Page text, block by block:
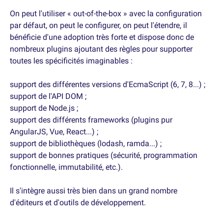
On peut l'utiliser « out-of-the-box » avec la configuration
par défaut, on peut le configurer, on peut l'étendre, il
bénéficie d'une adoption très forte et dispose donc de
nombreux plugins ajoutant des règles pour supporter
toutes les spécificités imaginables :
support des différentes versions d'EcmaScript (6, 7, 8...) ;
support de l'API DOM ;
support de Node.js ;
support des différents frameworks (plugins pur
AngularJS, Vue, React...) ;
support de bibliothèques (lodash, ramda...) ;
support de bonnes pratiques (sécurité, programmation
fonctionnelle, immutabilité, etc.).
Il s'intègre aussi très bien dans un grand nombre
d'éditeurs et d'outils de développement.